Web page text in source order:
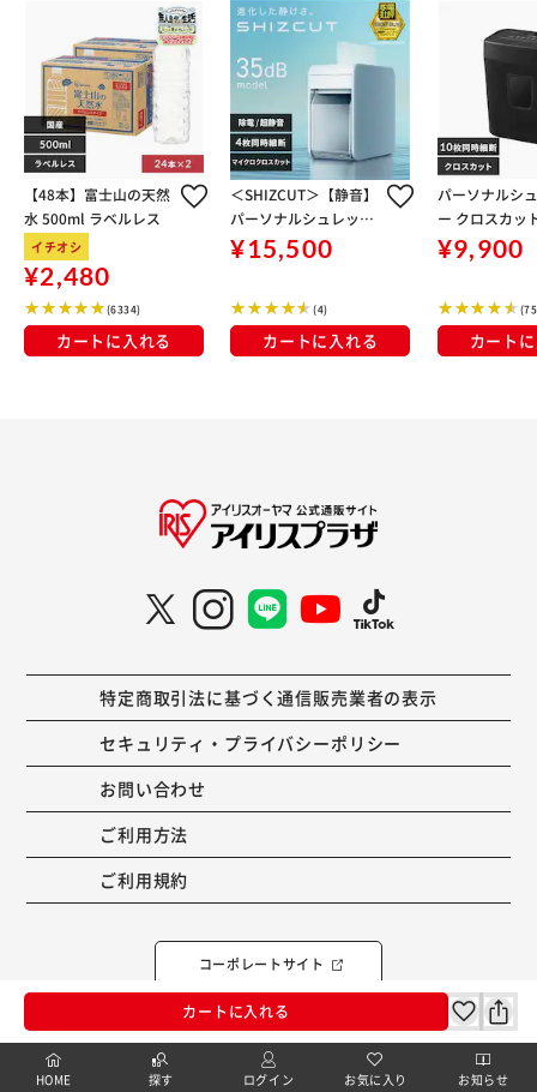
カートに入れる
【48本】富士山の天然
水 500ml ラベルレス
イチオシ
¥2,480
(6334)
カートに入れる
＜SHIZCUT＞【静音】
パーソナルシュレッダ
ー マイクロクロスカッ
ト 除電 4枚同時細断 シ
HM-35E-W ホワイト
¥15,500
(4)
カートに入れる
パーソナルシ
ー クロスカッ
同時細断
¥9,900
カート
特定商取引法に基づく通信販売業者の表示
セキュリティ・プライバシーポリシー
お問い合わせ
ご利用方法
ご利用規約
コーポレートサイト
Copyright © 2001 IRISPLAZA. ALL Rights Reserved.
HOME
探す ログイン お気に入り お知らせ